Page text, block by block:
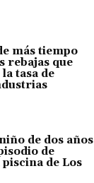
más tiempo
rebajas que
tasa de
de dos años
de
de Los